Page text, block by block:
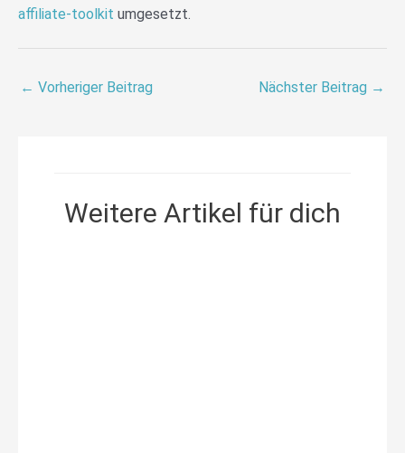
affiliate-toolkit umgesetzt.
← Vorheriger Beitrag Nächster Beitrag →
Weitere Artikel für dich